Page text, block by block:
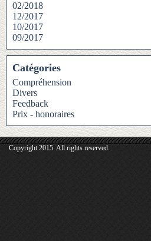
02/2018
12/2017
10/2017
09/2017
Catégories
Compréhension
Divers
Feedback
Prix - honoraires
Copyright 2015. All rights reserved.